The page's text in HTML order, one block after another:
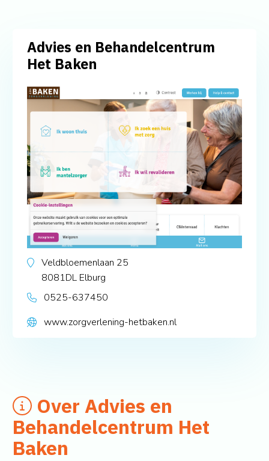
Advies en Behandelcentrum
Het Baken
Veldbloemenlaan 25
8081DL Elburg
0525-637450
www.zorgverlening-hetbaken.nl
Over Advies en
Behandelcentrum Het
Baken